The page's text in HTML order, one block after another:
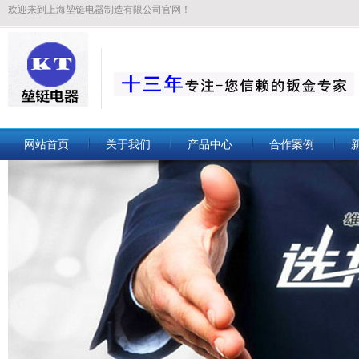
欢迎来到上海堃铤电器制造有限公司官网！
网站首页 关于我们 产品中心 合作案例